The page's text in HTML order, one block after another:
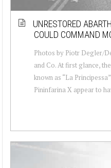
UNRESTORED
COULD COMMAND
Photos by Piotr Degler/
and Co. At first glance,
known as “La
Pininfarina X appear to